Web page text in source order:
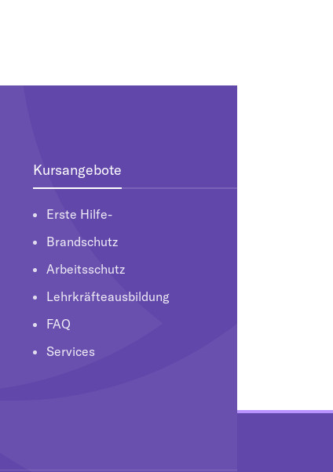
Kursangebote
Erste Hilfe-
Brandschutz
Arbeitsschutz
Lehrkräfteausbildung
FAQ
Services